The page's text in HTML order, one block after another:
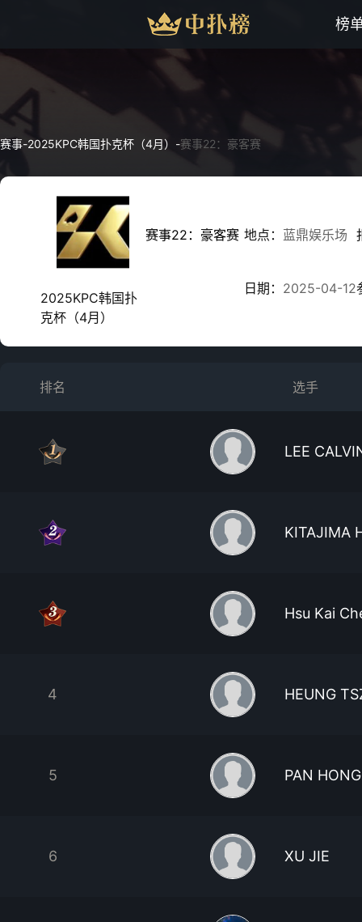
榜
赛事-2025KPC韩国扑克杯（4月） -赛事22：豪客赛
2025KPC韩国扑
克杯（4月）
赛事22：豪客赛 地点： 蓝鼎娱乐场
日期： 2025-04-12
排名 选手
LEE
KITAJIMA
Hsu Kai
4 HEUNG
5 PAN
6 XU JIE